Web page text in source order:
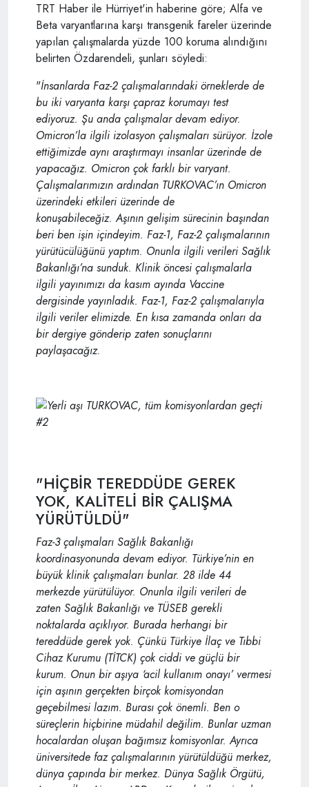
TRT Haber ile Hürriyet'in haberine göre; Alfa ve
Beta varyantlarına karşı transgenik fareler üzerinde
yapılan çalışmalarda yüzde 100 koruma alındığını
belirten Özdarendeli, şunları söyledi:
"İnsanlarda Faz-2 çalışmalarındaki örneklerde de
bu iki varyanta karşı çapraz korumayı test
ediyoruz. Şu anda çalışmalar devam ediyor.
Omicron’la ilgili izolasyon çalışmaları sürüyor. İzole
ettiğimizde aynı araştırmayı insanlar üzerinde de
yapacağız. Omicron çok farklı bir varyant.
Çalışmalarımızın ardından TURKOVAC’ın Omicron
üzerindeki etkileri üzerinde de
konuşabileceğiz.Aşının gelişim sürecinin başından
beri ben işin içindeyim. Faz-1, Faz-2 çalışmalarının
yürütücülüğünü yaptım. Onunla ilgili verileri Sağlık
Bakanlığı’na sunduk. Klinik öncesi çalışmalarla
ilgili yayınımızı da kasım ayında Vaccine
dergisinde yayınladık. Faz-1, Faz-2 çalışmalarıyla
ilgili veriler elimizde. En kısa zamanda onları da
bir dergiye gönderip zaten sonuçlarını
paylaşacağız.
"HİÇBİR TEREDDÜDE GEREK
YOK, KALİTELİ BİR ÇALIŞMA
YÜRÜTÜLDÜ"
Faz-3 çalışmaları Sağlık Bakanlığı
koordinasyonunda devam ediyor. Türkiye’nin en
büyük klinik çalışmaları bunlar. 28 ilde 44
merkezde yürütülüyor. Onunla ilgili verileri de
zaten Sağlık Bakanlığı ve TÜSEB gerekli
noktalarda açıklıyor. Burada herhangi bir
tereddüde gerek yok. Çünkü Türkiye İlaç ve Tıbbi
Cihaz Kurumu (TİTCK) çok ciddi ve güçlü bir
kurum. Onun bir aşıya ‘acil kullanım onayı’ vermesi
için aşının gerçekten birçok komisyondan
geçebilmesi lazım. Burası çok önemli. Ben o
süreçlerin hiçbirine müdahil değilim. Bunlar uzman
hocalardan oluşan bağımsız komisyonlar. Ayrıca
üniversitede faz çalışmalarının yürütüldüğü merkez,
dünya çapında bir merkez. Dünya Sağlık Örgütü,